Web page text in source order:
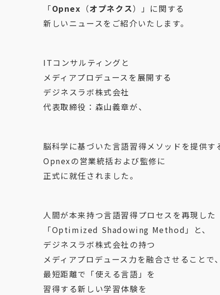
「Opnex （オプネクス）」に関する
新しいニュースをご紹介いたします。
ITコンサルティングと
メディアプロデュースを展開する
デジネスラボ株式会社
代表取締役：森山義章が、
脳科学に基づいた言語習得メソッドを提供す
Opnexの営業統括および監修に
正式に就任されました。
人間が本来持つ言語習得プロセスを再現した
「Optimized Shadowing Method」と、
デジネスラボ株式会社の持つ
メディアプロデュース力を融合させることで
最短距離で「使える言語」を
習得する新しい学習体験を